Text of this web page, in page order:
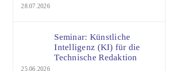
28.07.2026
Seminar: Künstliche
Intelligenz (KI) für die
Technische Redaktion
25.06.2026